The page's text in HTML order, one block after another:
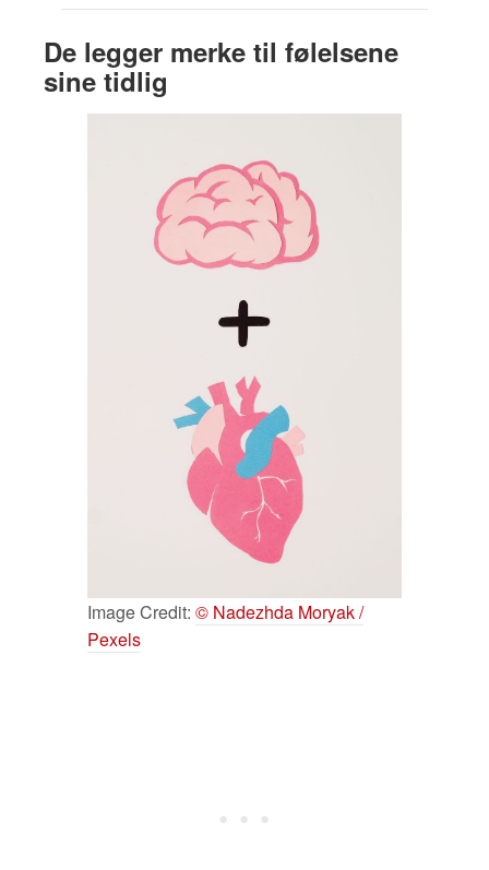
De legger merke til følelsene
sine tidlig
Image Credit: © Nadezhda Moryak /
Pexels